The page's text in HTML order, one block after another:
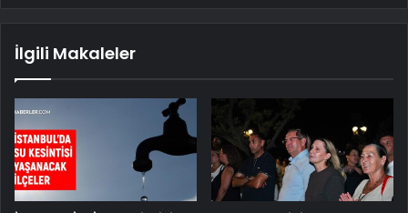
İlgili Makaleler